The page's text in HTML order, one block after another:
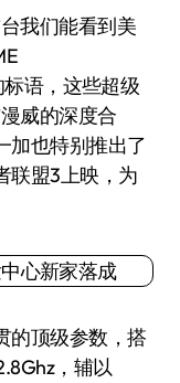
我们能看到美
标语，这些超级
威的深度合
加也特别推出了
联盟3上映，为
顶级参数，搭
，辅以